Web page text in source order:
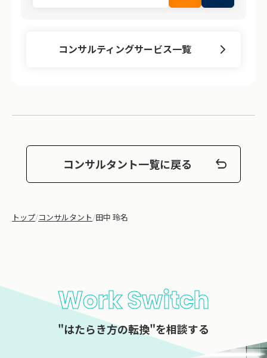
コンサルティングサービス一覧
コンサルタント一覧に戻る
トップ/コンサルタント/田中 玲名
Work Switch
"はたらき方の転換"を相談する